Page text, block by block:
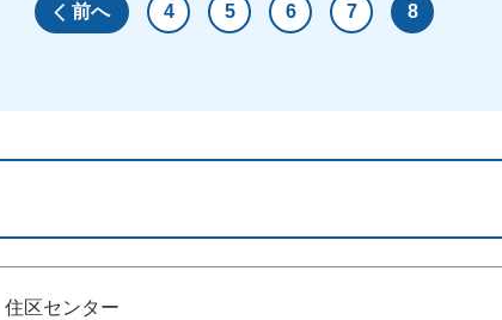
前へ 4 5 6 7 8
住区センター